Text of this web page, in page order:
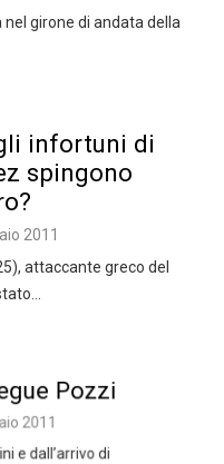
girone di andata della
infortuni di
spingono
2011
attaccante greco del
Pozzi
2011
e dall’arrivo di